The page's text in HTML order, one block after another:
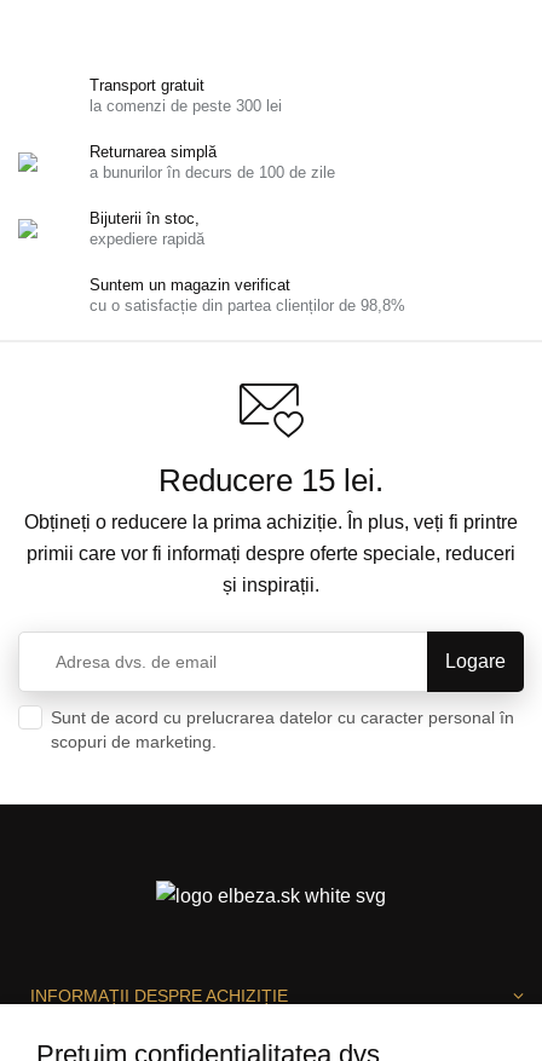
Transport gratuit
la comenzi de peste 300 lei
Returnarea simplă
a bunurilor în decurs de 100 de zile
Bijuterii în stoc,
expediere rapidă
Suntem un magazin verificat
cu o satisfacție din partea clienților de 98,8%
Reducere 15 lei.
Obțineți o reducere la prima achiziție. În plus, veți fi printre
primii care vor fi informați despre oferte speciale, reduceri
și inspirații.
Sunt de acord cu prelucrarea datelor cu caracter personal în
scopuri de marketing.
INFORMAȚII DESPRE ACHIZIȚIE
Prețuim confidențialitatea dvs.